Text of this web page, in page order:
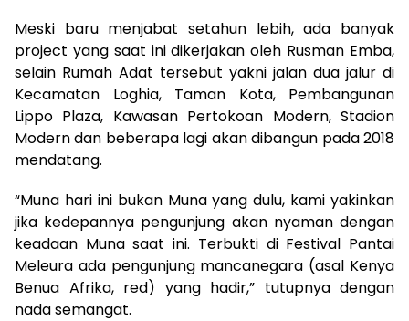
Meski baru menjabat setahun lebih, ada banyak
project yang saat ini dikerjakan oleh Rusman Emba,
selain Rumah Adat tersebut yakni jalan dua jalur di
Kecamatan Loghia, Taman Kota, Pembangunan
Lippo Plaza, Kawasan Pertokoan Modern, Stadion
Modern dan beberapa lagi akan dibangun pada 2018
mendatang.
“Muna hari ini bukan Muna yang dulu, kami yakinkan
jika kedepannya pengunjung akan nyaman dengan
keadaan Muna saat ini. Terbukti di Festival Pantai
Meleura ada pengunjung mancanegara (asal Kenya
Benua Afrika, red) yang hadir,” tutupnya dengan
nada semangat.